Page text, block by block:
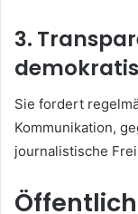
3.
Sie fordert
Kommunikation,
journalistische